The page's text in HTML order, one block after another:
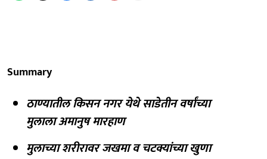
Summary
ठाण्यातील किसन नगर येथे साडेतीन वर्षांच्या
मुलाला अमानुष मारहाण
मुलाच्या शरीरावर जखमा व चटक्यांच्या खुणा